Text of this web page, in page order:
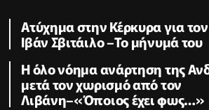
Ατύχημα στην Κέρκυρα για
Ιβάν Σβιτάιλο –Το μήνυμά του
Η όλο νόημα ανάρτηση της
μετά τον χωρισμό από τον
Λιβάνη–«Όποιος έχει φως…»